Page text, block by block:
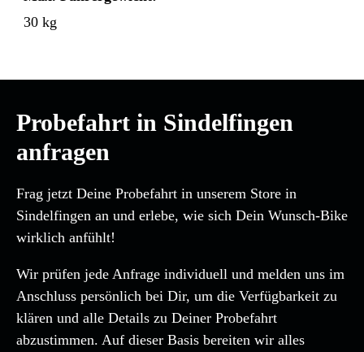
30 kg
Probefahrt in Sindelfingen
anfragen
Frag jetzt Deine Probefahrt in unserem Store in
Sindelfingen an und erlebe, wie sich Dein Wunsch-Bike
wirklich anfühlt!
Wir prüfen jede Anfrage individuell und melden uns im
Anschluss persönlich bei Dir, um die Verfügbarkeit zu
klären und alle Details zu Deiner Probefahrt
abzustimmen. Auf dieser Basis bereiten wir alles